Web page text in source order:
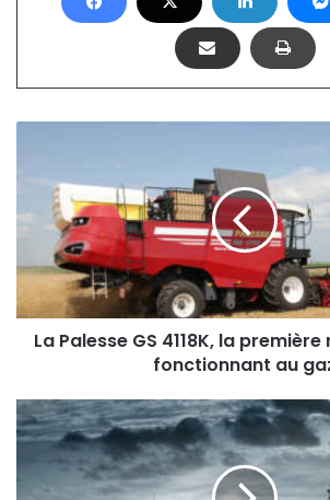
l
s
s
e
1
1
La Palesse GS 4118K, la
fonctionnant au
D
e